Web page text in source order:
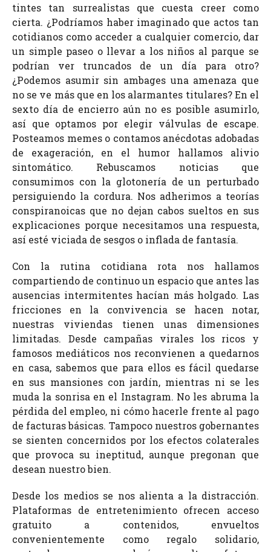
tintes tan surrealistas que cuesta creer como
cierta. ¿Podríamos haber imaginado que actos tan
cotidianos como acceder a cualquier comercio, dar
un simple paseo o llevar a los niños al parque se
podrían ver truncados de un día para otro?
¿Podemos asumir sin ambages una amenaza que
no se ve más que en los alarmantes titulares? En el
sexto día de encierro aún no es posible asumirlo,
así que optamos por elegir válvulas de escape.
Posteamos memes o contamos anécdotas adobadas
de exageración, en el humor hallamos alivio
sintomático. Rebuscamos noticias que
consumimos con la glotonería de un perturbado
persiguiendo la cordura. Nos adherimos a teorías
conspiranoicas que no dejan cabos sueltos en sus
explicaciones porque necesitamos una respuesta,
así esté viciada de sesgos o inflada de fantasía.
Con la rutina cotidiana rota nos hallamos
compartiendo de continuo un espacio que antes las
ausencias intermitentes hacían más holgado. Las
fricciones en la convivencia se hacen notar,
nuestras viviendas tienen unas dimensiones
limitadas. Desde campañas virales los ricos y
famosos mediáticos nos reconvienen a quedarnos
en casa, sabemos que para ellos es fácil quedarse
en sus mansiones con jardín, mientras ni se les
muda la sonrisa en el Instagram. No les abruma la
pérdida del empleo, ni cómo hacerle frente al pago
de facturas básicas. Tampoco nuestros gobernantes
se sienten concernidos por los efectos colaterales
que provoca su ineptitud, aunque pregonan que
desean nuestro bien.
Desde los medios se nos alienta a la distracción.
Plataformas de entretenimiento ofrecen acceso
gratuito a contenidos, envueltos
convenientemente como regalo solidario,